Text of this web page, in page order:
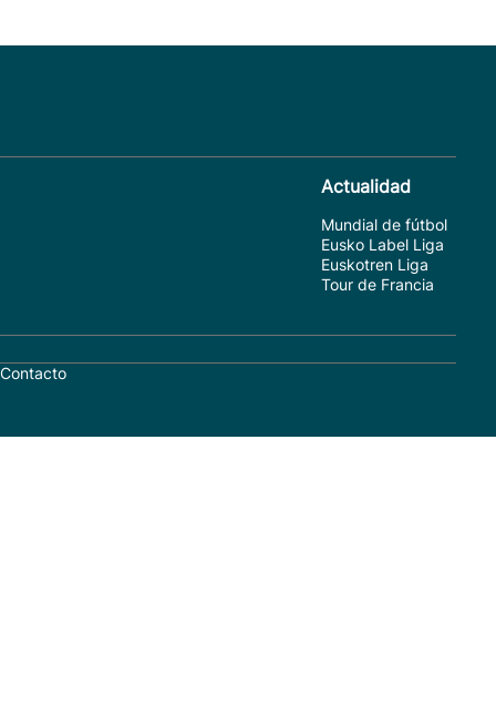
Actualidad
Mundial de fútbol
Eusko Label Liga
Euskotren Liga
Tour de Francia
Contacto